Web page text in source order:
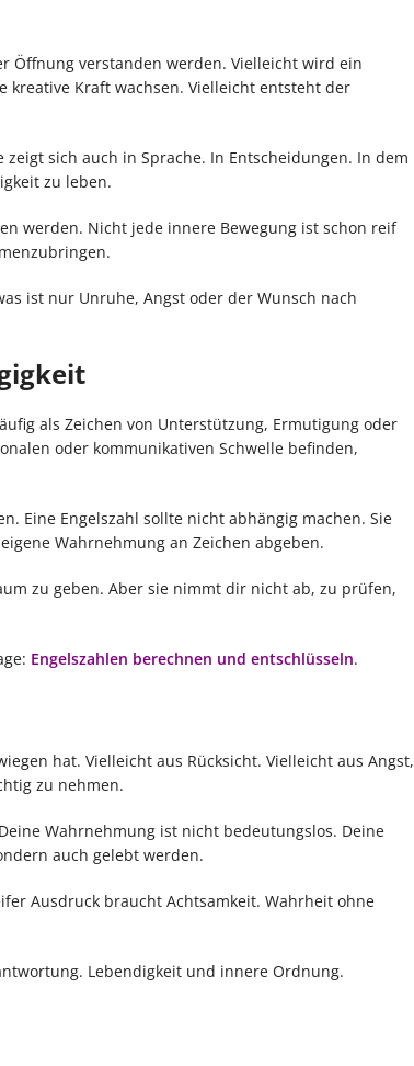
Öffnung verstanden werden. Vielleicht wird ein
Kraft wachsen. Vielleicht entsteht der
sich auch in Sprache. In Entscheidungen. In dem
zu leben.
werden. Nicht jede innere Bewegung ist schon reif
ist nur Unruhe, Angst oder der Wunsch nach
als Zeichen von Unterstützung, Ermutigung oder
oder kommunikativen Schwelle befinden,
Eine Engelszahl sollte nicht abhängig machen. Sie
Wahrnehmung an Zeichen abgeben.
zu geben. Aber sie nimmt dir nicht ab, zu prüfen,
Engelszahlen berechnen und entschlüsseln.
hat. Vielleicht aus Rücksicht. Vielleicht aus Angst,
zu nehmen.
Wahrnehmung ist nicht bedeutungslos. Deine
auch gelebt werden.
Ausdruck braucht Achtsamkeit. Wahrheit ohne
Lebendigkeit und innere Ordnung.